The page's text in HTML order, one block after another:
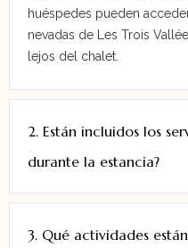
huéspedes pueden
nevadas de Les Trois
lejos del chalet.
2. Están incluidos los
durante la estancia?
3. Qué actividades